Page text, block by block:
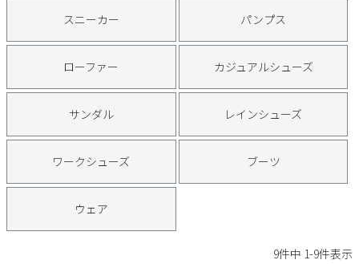
レインシューズ
パンプス
ローファー
カジュアルシューズ
すべての商品
サンダル
スニーカー
ビジネス・ドレスシューズ
キッズ
すべての商品
サンダル
レインシューズ
NEW
すべての商品
レディース新入荷
メンズ新入荷
すべての商品
レディースSALE
雑貨
スニーカー パンプス
ローファー カジュアルシューズ
サンダル レインシューズ
ワークシューズ ブーツ
ウェア
9件中 1-9件表示